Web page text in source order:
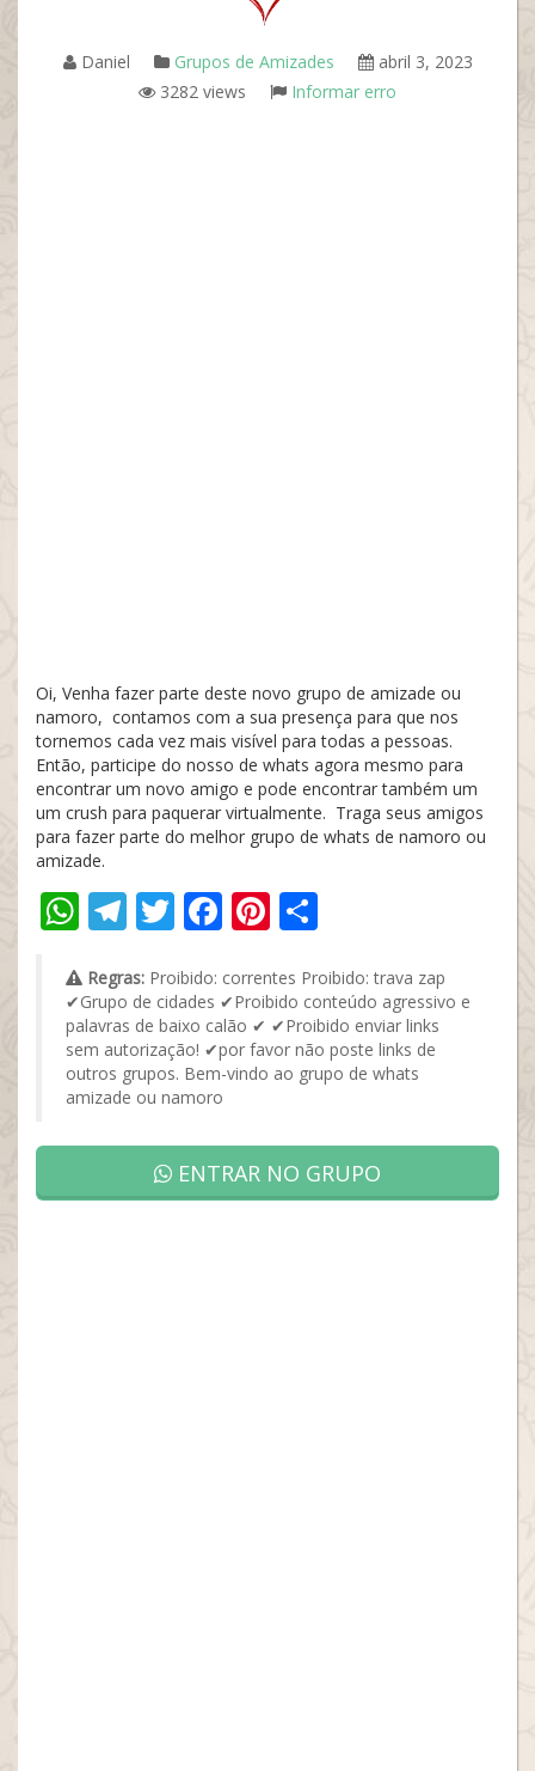
Daniel Grupos de Amizades
abril 3, 2023
3282 views
Informar erro
Oi, Venha fazer parte deste novo grupo de amizade ou
namoro, contamos com a sua presença para que nos
tornemos cada vez mais visível para todas a pessoas.
Então, participe do nosso de whats agora mesmo para
encontrar um novo amigo e pode encontrar também um
um crush para paquerar virtualmente. Traga seus amigos
para fazer parte do melhor grupo de whats de namoro ou
amizade.
WhatsApp
Telegram
Twitter
Facebook
Pinterest
Regras: Proibido: correntes Proibido: trava zap
✔Grupo de cidades ✔Proibido conteúdo agressivo e
palavras de baixo calão ✔ ✔Proibido enviar links
sem autorização! ✔por favor não poste links de
outros grupos. Bem-vindo ao grupo de whats
amizade ou namoro
ENTRAR NO GRUPO